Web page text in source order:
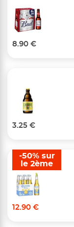
8.90 €
3.25 €
12.90 €
-50% sur
le 2ème